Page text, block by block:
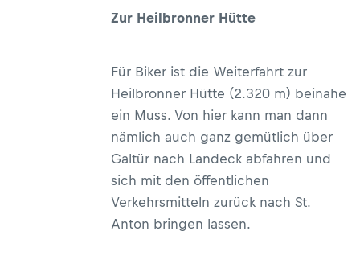
Zur Heilbronner Hütte
Für Biker ist die Weiterfahrt zur
Heilbronner Hütte (2.320 m) beinahe
ein Muss. Von hier kann man dann
nämlich auch ganz gemütlich über
Galtür nach Landeck abfahren und
sich mit den öffentlichen
Verkehrsmitteln zurück nach St.
Anton bringen lassen.